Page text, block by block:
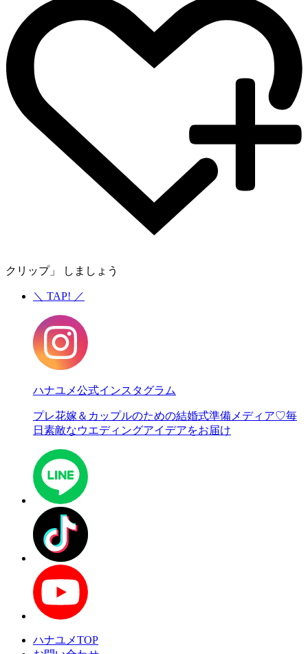
クリップ」 しましょう
＼ TAP! ／
ハナユメ公式インスタグラム
プレ花嫁＆カップルのための結婚式準備メディア♡毎
日素敵なウエディングアイデアをお届け
ハナユメTOP